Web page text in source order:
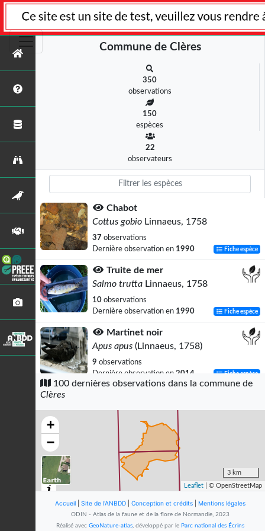
Commune de Clères
350
observations
150
espèces
22
observateurs
Chabot
Cottus gobio Linnaeus, 1758
37 observations
Dernière observation en 1990 Fiche espèce
Truite de mer
Salmo trutta Linnaeus, 1758
10 observations
Dernière observation en 1990 Fiche espèce
Martinet noir
Apus apus (Linnaeus, 1758)
9 observations
Dernière observation en 2014 Fiche espèce
Orthosia cerasi(Fabricius, 1775)
observations
Dernière observation en2000
Gothique (La)
Orthosia gothica
(Linnaeus, 1758)
observations
-
100 dernières observations dans la commune de
Clères
+
−
3 km
Leaflet | © OpenStreetMap
Accueil Site de l'ANBDD Conception et crédits Mentions légales
ODIN - Atlas de la faune et de la flore de Normandie, 2023
Réalisé avec GeoNature-atlas, développé par le Parc national des Écrins